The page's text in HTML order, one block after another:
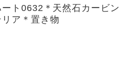
ト0632＊天然石カービン
ア＊置き物